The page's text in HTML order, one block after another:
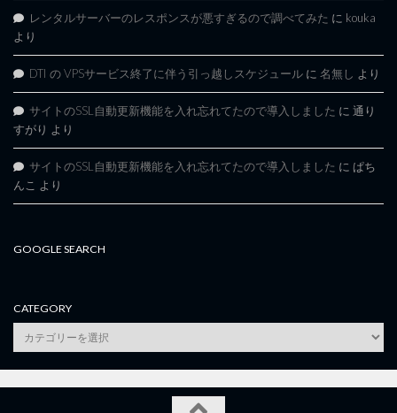
レンタルサーバーのレスポンスが悪すぎるので調べてみた に kouka
より
DTI の VPSサービス終了に伴う引っ越しスケジュール に 名無し より
サイトのSSL自動更新機能を入れ忘れてたので導入しました に 通り
すがり より
サイトのSSL自動更新機能を入れ忘れてたので導入しました に ぱち
んこ より
GOOGLE SEARCH
CATEGORY
category